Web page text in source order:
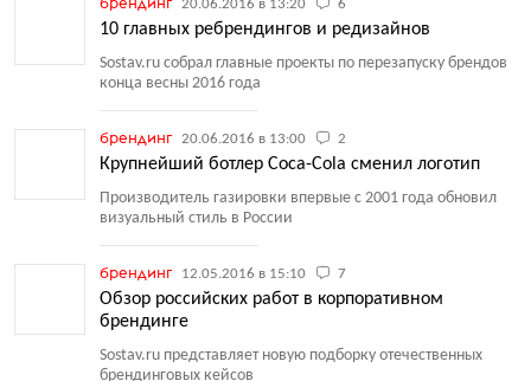
20.06.2016 в 13:20 6
10 главных ребрендингов и редизайнов
Sostav.ru собрал главные проекты по перезапуску брендов
конца весны 2016 года
брендинг 20.06.2016 в 13:00 2
Крупнейший ботлер Coca-Cola сменил логотип
Производитель газировки впервые с 2001 года обновил
визуальный стиль в России
брендинг 12.05.2016 в 15:10 7
Обзор российских работ в корпоративном
брендинге
Sostav.ru представляет новую подборку отечественных
брендинговых кейсов